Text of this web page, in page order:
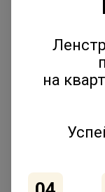
Юлия
на